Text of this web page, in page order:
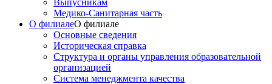
Выпусникам
Медико-Санитарная часть
О филиалеО филиале
Основные сведения
Историческая справка
Структура и органы управления образовательной
организацией
Система менеджмента качества